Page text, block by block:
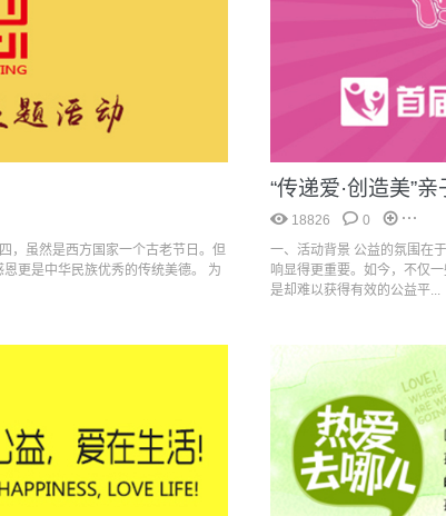
，虽然是西方国家一个古老节日。但
更是中华民族优秀的传统美德。 为
“传递爱·创造美”
18826
0
一、活动背景 公益的氛围在
响显得更重要。如今，不仅
是却难以获得有效的公益平...